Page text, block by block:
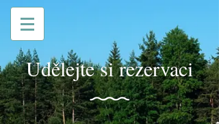
Udělejte si rezervaci